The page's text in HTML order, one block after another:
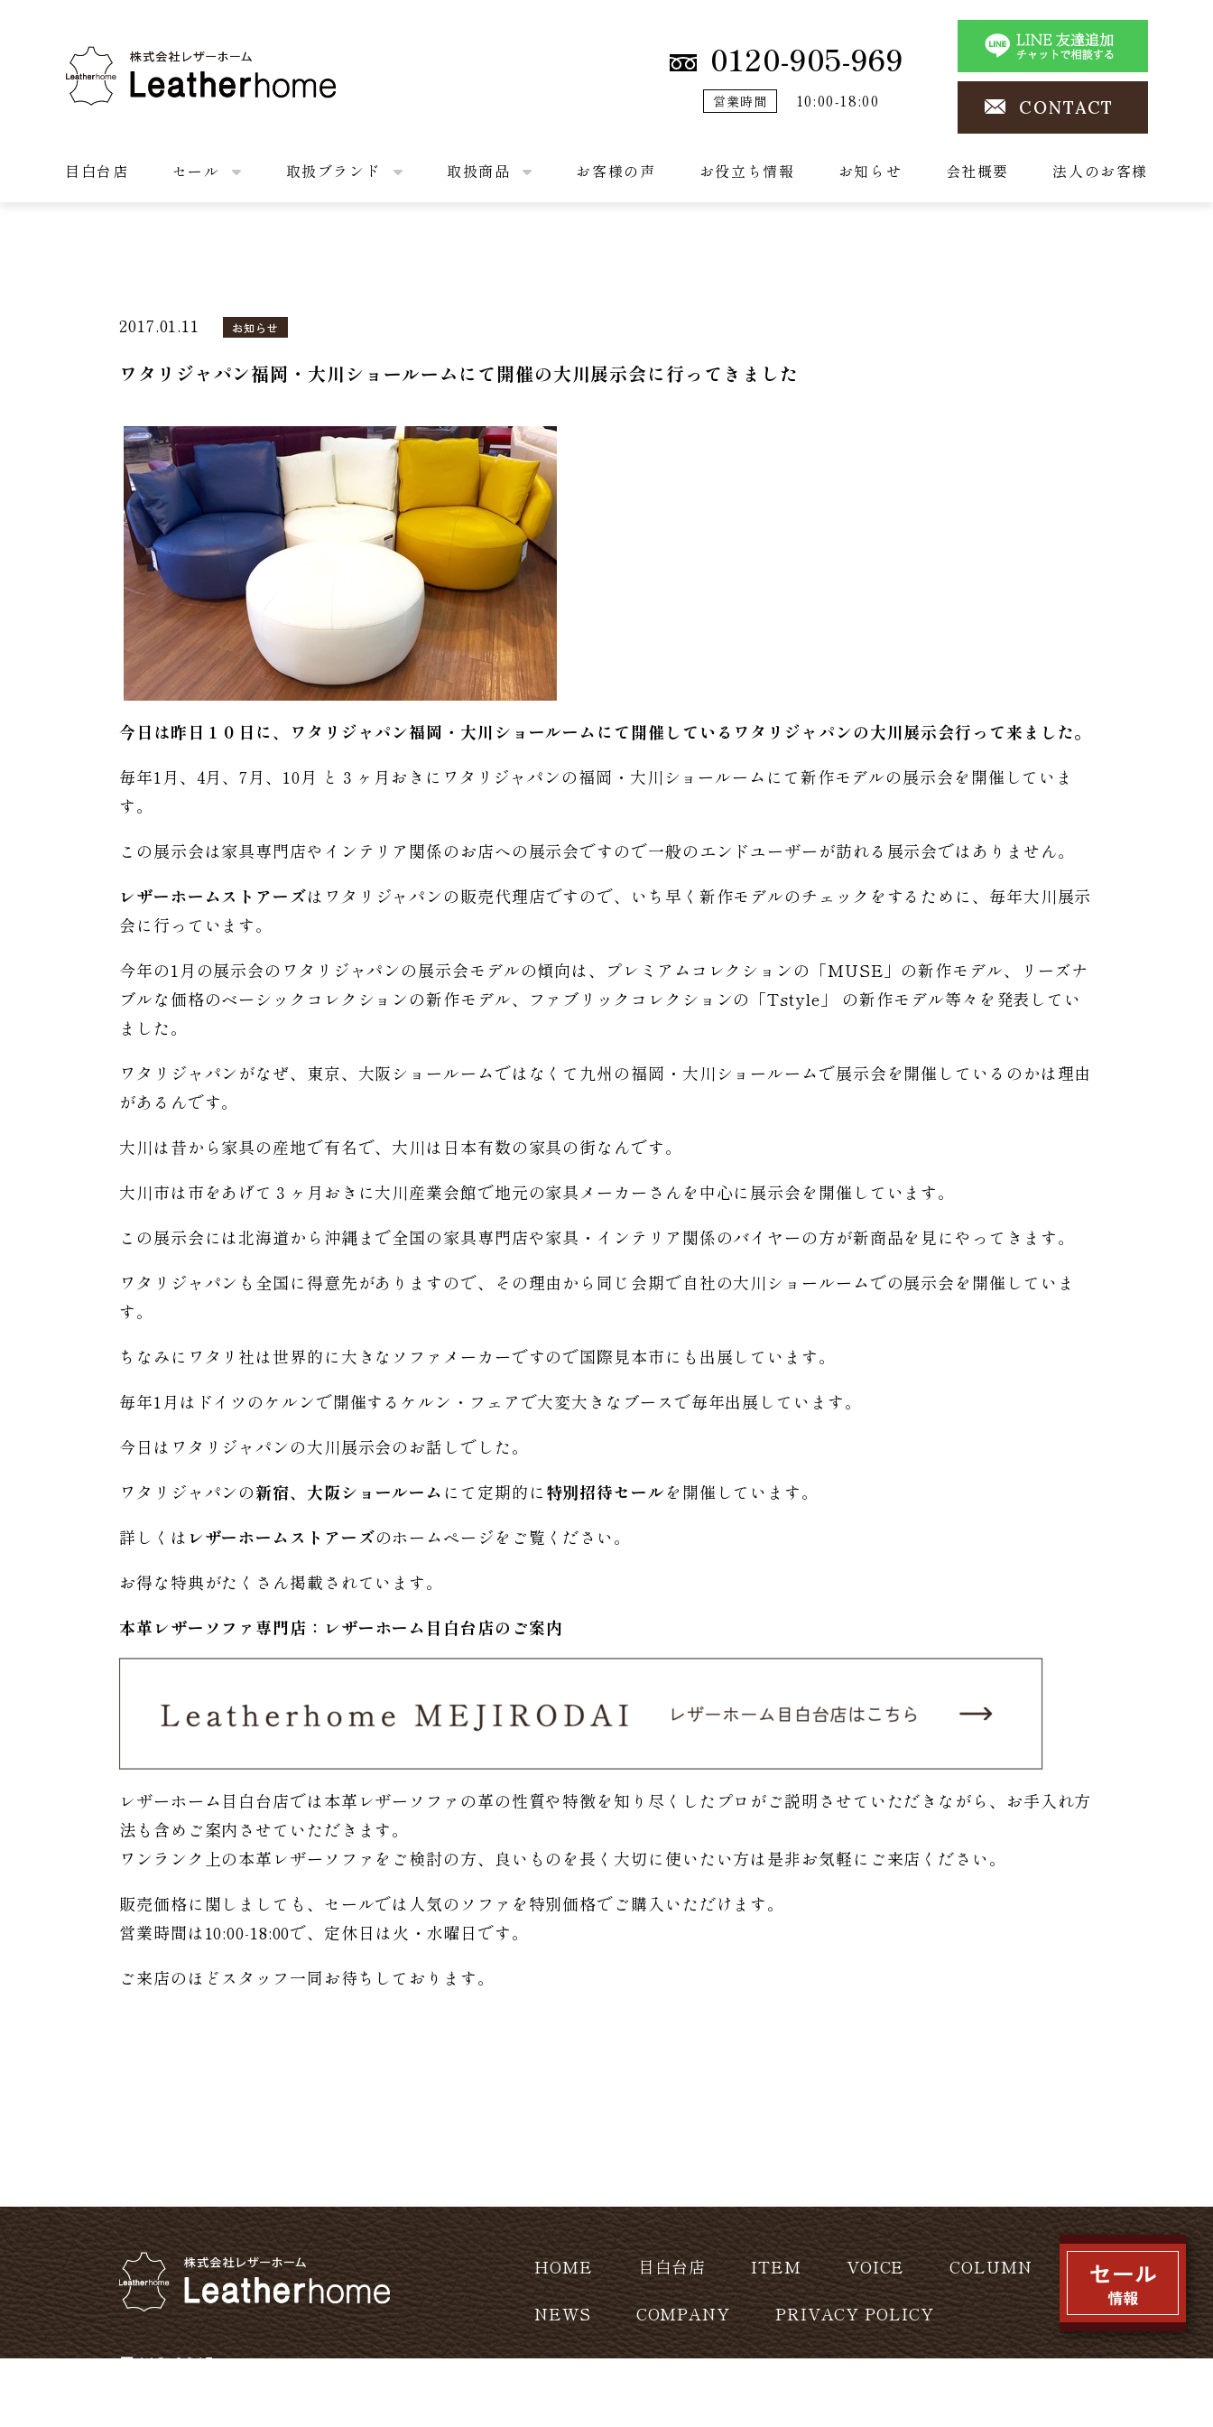
株式会社レザーホーム 0120-905-969
営業時間 10:00-18:00 CONTACT
目白台店 セール 取扱ブランド 取扱商品 お客様の声 お役立ち情報 お知らせ 会社概要 法人のお客様
2017.01.11 お知らせ
ワタリジャパン福岡・大川ショールームにて開催の大川展示会に行ってきました
今日は昨日１０日に、ワタリジャパン福岡・大川ショールームにて開催しているワタリジャパンの大川展示会行って来ました。
毎年1月、4月、7月、10月 と３ヶ月おきにワタリジャパンの福岡・大川ショールームにて新作モデルの展示会を開催していま
す。
この展示会は家具専門店やインテリア関係のお店への展示会ですので一般のエンドユーザーが訪れる展示会ではありません。
レザーホームストアーズはワタリジャパンの販売代理店ですので、いち早く新作モデルのチェックをするために、毎年大川展示
会に行っています。
今年の1月の展示会のワタリジャパンの展示会モデルの傾向は、プレミアムコレクションの「MUSE」の新作モデル、リーズナ
ブルな価格のベーシックコレクションの新作モデル、ファブリックコレクションの「Tstyle」 の新作モデル等々を発表してい
ました。
ワタリジャパンがなぜ、東京、大阪ショールームではなくて九州の福岡・大川ショールームで展示会を開催しているのかは理由
があるんです。
大川は昔から家具の産地で有名で、大川は日本有数の家具の街なんです。
大川市は市をあげて３ヶ月おきに大川産業会館で地元の家具メーカーさんを中心に展示会を開催しています。
この展示会には北海道から沖縄まで全国の家具専門店や家具・インテリア関係のバイヤーの方が新商品を見にやってきます。
ワタリジャパンも全国に得意先がありますので、その理由から同じ会期で自社の大川ショールームでの展示会を開催していま
す。
ちなみにワタリ社は世界的に大きなソファメーカーですので国際見本市にも出展しています。
毎年1月はドイツのケルンで開催するケルン・フェアで大変大きなブースで毎年出展しています。
今日はワタリジャパンの大川展示会のお話しでした。
ワタリジャパンの新宿、大阪ショールーム にて定期的に特別招待セールを開催しています。
詳しくは レザーホームストアーズのホームページをご覧ください。
お得な特典がたくさん掲載されています。
本革レザーソファ専門店：レザーホーム 目白台店のご案内
レザーホーム目白台店では本革レザーソファの革の性質や特徴を知り尽くしたプロがご説明させていただきながら、お手入れ方
法も含めご案内させていただきます。
ワンランク上の本革レザーソファをご検討の方、良いものを長く大切に使いたい方は是非お気軽にご来店ください。
販売価格に関しましても、セールでは人気のソファを特別価格でご購入いただけます。
営業時間は10:00-18:00で、定休日は火・水曜日です。
ご来店のほどスタッフ一同お待ちしております。
〒112-0015
HOME 目白台店 ITEM VOICE
COLUMN
NEWS
COMPANY PRIVACY POLICY